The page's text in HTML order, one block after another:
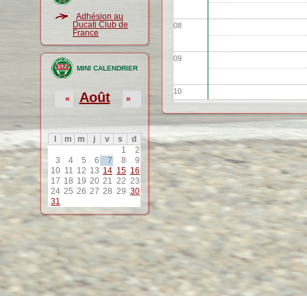
Adhésion au
Ducati Club de
France
MINI CALENDRIER
Août
« »
m m j v s
d
1
2
3
4 5 6 7 8
9
10 11 12 13 14 15 16
17 18 19 20 21 22 23
24 25 26 27 28 29 30
31
08
09
10
11
12
13
15